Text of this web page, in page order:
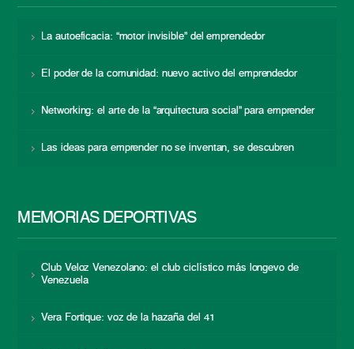
La autoeficacia: “motor invisible” del emprendedor
El poder de la comunidad: nuevo activo del emprendedor
Networking: el arte de la “arquitectura social” para emprender
Las ideas para emprender no se inventan, se descubren
MEMORIAS DEPORTIVAS
Club Veloz Venezolano: el club ciclístico más longevo de
Venezuela
Vera Fortique: voz de la hazaña del 41